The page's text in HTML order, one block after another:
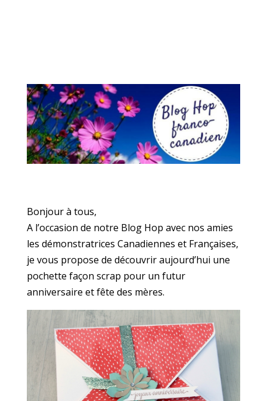
Bonjour à tous,
A l’occasion de notre Blog Hop avec nos amies
les démonstratrices Canadiennes et Françaises,
je vous propose de découvrir aujourd’hui une
pochette façon scrap pour un futur
anniversaire et fête des mères.